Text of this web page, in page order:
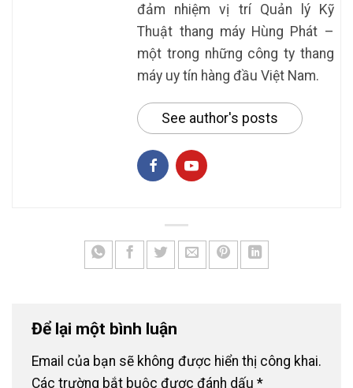
đảm nhiệm vị trí Quản lý Kỹ
Thuật thang máy Hùng Phát –
một trong những công ty thang
máy uy tín hàng đầu Việt Nam.
See author's posts
Để lại một bình luận
Email của bạn sẽ không được hiển thị công khai.
Các trường bắt buộc được đánh dấu *